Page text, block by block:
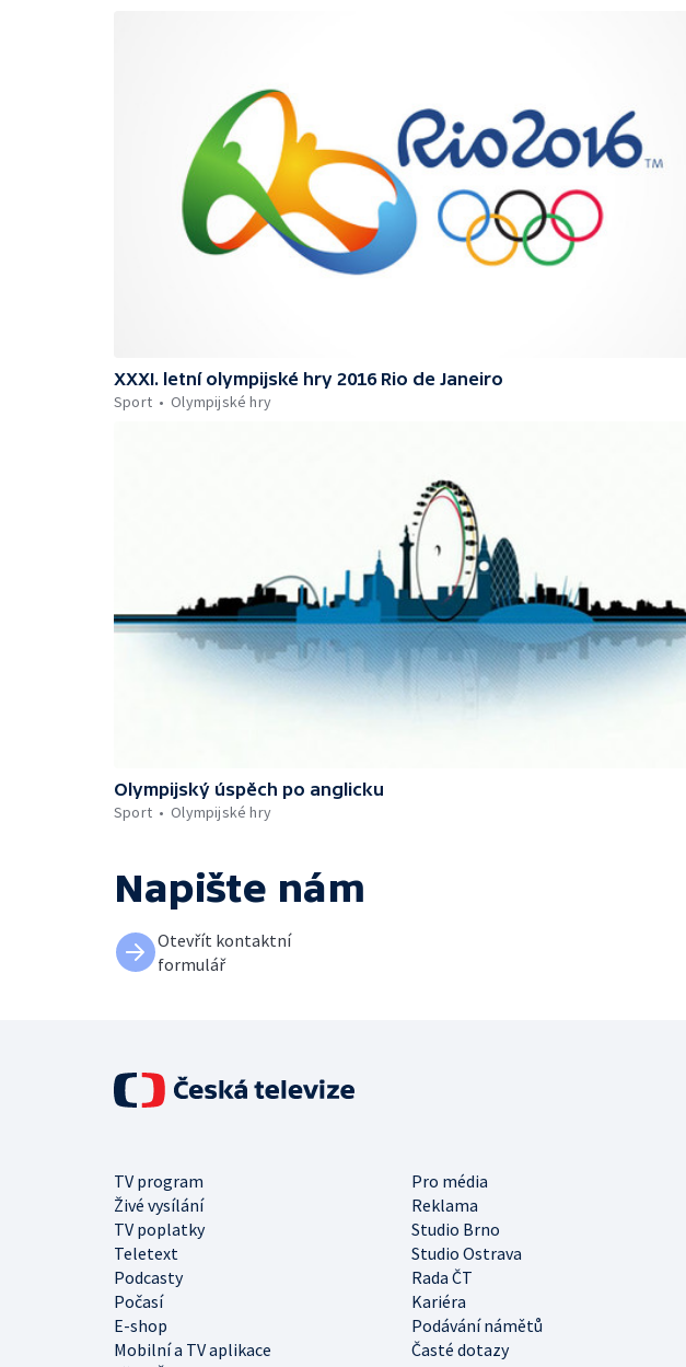
XXXI. letní olympijské hry 2016 Rio de Janeiro
Sport
Olympijské hry
Olympijský úspěch po anglicku
Sport
Olympijské hry
Napište nám
Otevřít kontaktní
formulář
TV program
Pro média
Živé vysílání
Reklama
TV poplatky
Studio Brno
Teletext
Studio Ostrava
Podcasty
Rada ČT
Počasí
Kariéra
E-shop
Podávání námětů
Mobilní a TV aplikace
Časté dotazy